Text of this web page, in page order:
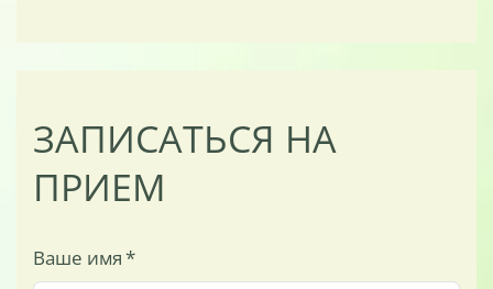
ЗАПИСАТЬСЯ НА
ПРИЕМ
Ваше имя*